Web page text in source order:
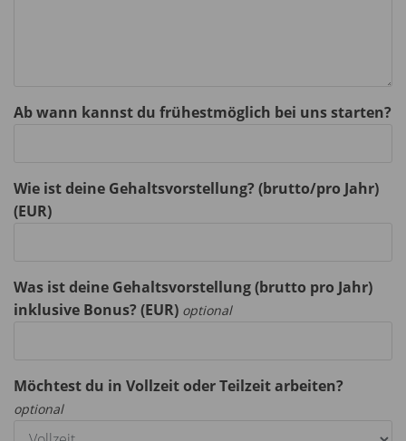
Ab wann kannst du frühestmöglich bei uns starten?
Wie ist deine Gehaltsvorstellung? (brutto/pro Jahr)
(EUR)
Was ist deine Gehaltsvorstellung (brutto pro Jahr)
inklusive Bonus? (EUR) optional
Möchtest du in Vollzeit oder Teilzeit arbeiten?
optional